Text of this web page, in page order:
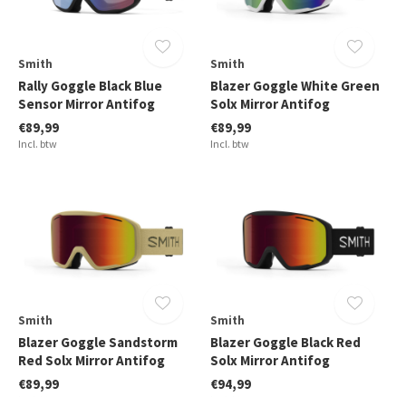
Smith
Rally Goggle Black Blue
Sensor Mirror Antifog
€89,99
Incl. btw
Smith
Blazer Goggle White Green
Solx Mirror Antifog
€89,99
Incl. btw
Smith
Blazer Goggle Sandstorm
Red Solx Mirror Antifog
€89,99
Smith
Blazer Goggle Black Red
Solx Mirror Antifog
€94,99